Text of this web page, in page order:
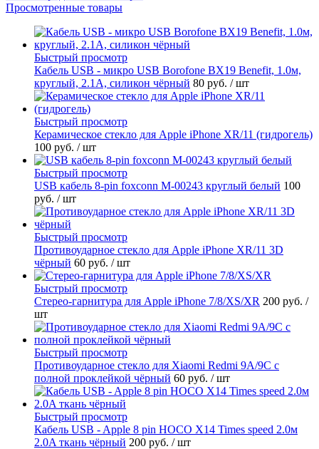
Просмотренные товары
Быстрый просмотр
Кабель USB - микро USB Borofone BX19 Benefit, 1.0м,
круглый, 2.1A, силикон чёрный 80 руб. / шт
Быстрый просмотр
Керамическое стекло для Apple iPhone XR/11 (гидрогель)
100 руб. / шт
Быстрый просмотр
USB кабель 8-pin foxconn M-00243 круглый белый 100
руб. / шт
Быстрый просмотр
Противоударное стекло для Apple iPhone XR/11 3D
чёрный 60 руб. / шт
Быстрый просмотр
Стерео-гарнитура для Apple iPhone 7/8/XS/XR 200 руб. /
шт
Быстрый просмотр
Противоударное стекло для Xiaomi Redmi 9A/9C с
полной проклейкой чёрный 60 руб. / шт
Быстрый просмотр
Кабель USB - Apple 8 pin HOCO X14 Times speed 2.0м
2.0A ткань чёрный 200 руб. / шт